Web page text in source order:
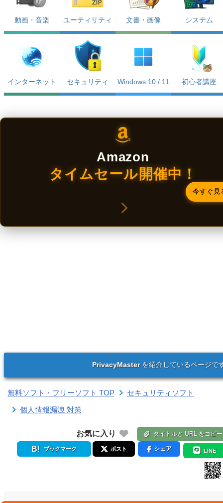
動画・音楽 ユーティリティ 文書・画像 システム
インターネット セキュリティ Windows 10 / 11 初心者講座
Amazon
タイムセール開催中！
今すぐ見
PrivacyMasterを紹介しているページで
無料ソフト・フリーソフト TOP
セキュリティソフト
個人情報漏洩 対策
お気に入り タイトルと URL をコピー
ブックマーク ポスト シェア LINE